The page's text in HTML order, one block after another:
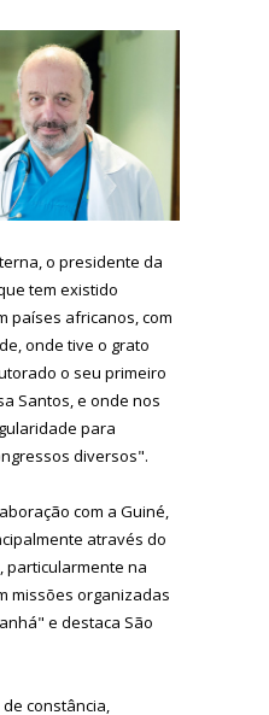
o presidente da
tem existido
países africanos, com
onde tive o grato
o seu primeiro
Santos, e onde nos
para
diversos".
com a Guiné,
através do
particularmente na
missões organizadas
e destaca São
constância,